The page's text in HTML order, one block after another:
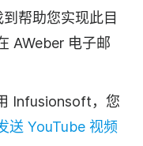
到帮助您实现此目
AWeber 电子邮
Infusionsoft，您
送 YouTube 视频